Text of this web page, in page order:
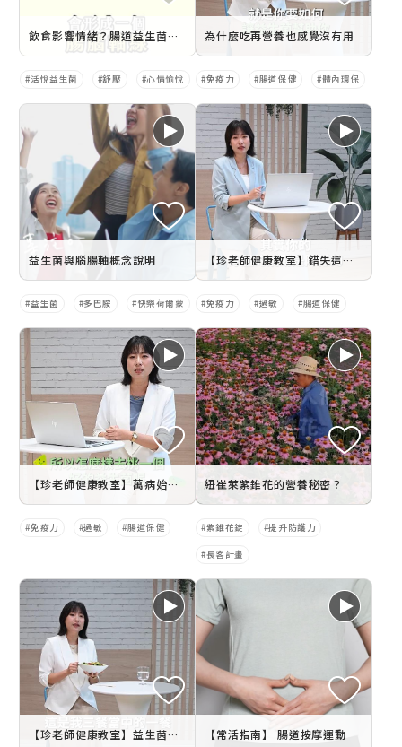
飲食影響情緒？腸道益生菌也能抗憂鬱
活悅益生菌 舒壓 心情愉悅
為什麼吃再營養也感覺沒有⽤
免疫力 腸道保健 體內環保
益生菌與腦腸軸概念說明
益生菌 多巴胺 快樂荷爾蒙
【珍老師健康教室】錯失這個時間點 每天都在傷腸胃
免疫力 過敏 腸道保健
【珍老師健康教室】萬病始於腸 少了益⽣菌健康⼀切免談
免疫力 過敏 腸道保健
紐崔萊紫錐花的營養秘密？
紫錐花錠 提升防護力
長客計畫
【珍老師健康教室】益⽣菌少了這個 功效減半 【常活指南】 腸道按摩運動